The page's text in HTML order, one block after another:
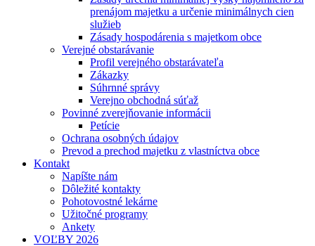
prenájom majetku a určenie minimálnych cien
služieb
Zásady hospodárenia s majetkom obce
Verejné obstarávanie
Profil verejného obstarávateľa
Zákazky
Súhrnné správy
Verejno obchodná súťaž
Povinné zverejňovanie informácii
Petície
Ochrana osobných údajov
Prevod a prechod majetku z vlastníctva obce
Kontakt
Napíšte nám
Dôležité kontakty
Pohotovostné lekárne
Užitočné programy
Ankety
VOĽBY 2026